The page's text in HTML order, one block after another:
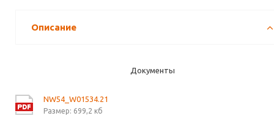
Описание
Документы
NW54_W01534.21
Размер: 699,2 кб